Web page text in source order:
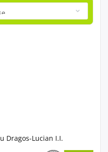
Dragos-Lucian I.I.